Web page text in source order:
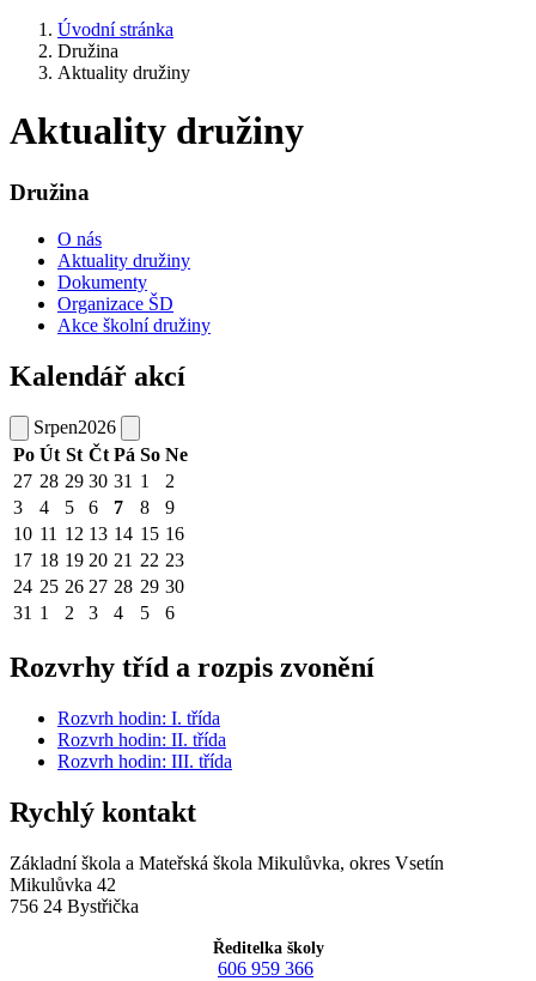
Úvodní stránka
Družina
Aktuality družiny
Aktuality družiny
Družina
O nás
Aktuality družiny
Dokumenty
Organizace ŠD
Akce školní družiny
Kalendář akcí
Srpen2026
Po Út St Čt Pá So Ne
27 28 29 30 31 1
2
3
4 5 6 7 8
9
10 11 12 13 14 15 16
17 18 19 20 21 22 23
24 25 26 27 28 29 30
31 1 2 3 4 5 6
Rozvrhy tříd a rozpis zvonění
Rozvrh hodin: I. třída
Rozvrh hodin: II. třída
Rozvrh hodin: III. třída
Rychlý kontakt
Základní škola a Mateřská škola Mikulůvka, okres Vsetín
Mikulůvka 42
756 24 Bystřička
Ředitelka školy
606 959 366